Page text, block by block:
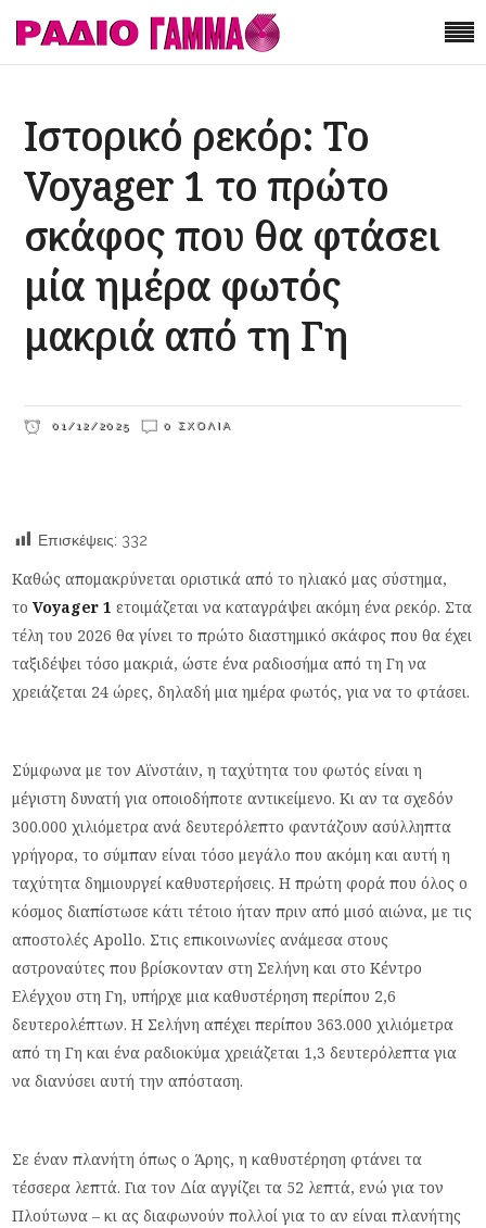
Ιστορικό ρεκόρ: Το
Voyager 1 το πρώτο
σκάφος που θα φτάσει
μία ημέρα φωτός
μακριά από τη Γη
01/12/2025 0 ΣΧΌΛΙΑ
Επισκέψεις: 332
Καθώς απομακρύνεται οριστικά από το ηλιακό μας σύστημα,
τοVoyager 1 ετοιμάζεται να καταγράψει ακόμη ένα ρεκόρ. Στα
τέλη του 2026 θα γίνει το πρώτο διαστημικό σκάφος που θα έχει
ταξιδέψει τόσο μακριά, ώστε ένα ραδιοσήμα από τη Γη να
χρειάζεται 24 ώρες, δηλαδή μια ημέρα φωτός, για να το φτάσει.
Σύμφωνα με τον Αϊνστάιν, η ταχύτητα του φωτός είναι η
μέγιστη δυνατή για οποιοδήποτε αντικείμενο. Κι αν τα σχεδόν
300.000 χιλιόμετρα ανά δευτερόλεπτο φαντάζουν ασύλληπτα
γρήγορα, το σύμπαν είναι τόσο μεγάλο που ακόμη και αυτή η
ταχύτητα δημιουργεί καθυστερήσεις. Η πρώτη φορά που όλος ο
κόσμος διαπίστωσε κάτι τέτοιο ήταν πριν από μισό αιώνα, με τις
αποστολές Apollo. Στις επικοινωνίες ανάμεσα στους
αστροναύτες που βρίσκονταν στη Σελήνη και στο Κέντρο
Ελέγχου στη Γη, υπήρχε μια καθυστέρηση περίπου 2,6
δευτερολέπτων. Η Σελήνη απέχει περίπου 363.000 χιλιόμετρα
από τη Γη και ένα ραδιοκύμα χρειάζεται 1,3 δευτερόλεπτα για
να διανύσει αυτή την απόσταση.
Σε έναν πλανήτη όπως ο Άρης, η καθυστέρηση φτάνει τα
τέσσερα λεπτά. Για τον Δία αγγίζει τα 52 λεπτά, ενώ για τον
Πλούτωνα – κι ας διαφωνούν πολλοί για το αν είναι πλανήτης